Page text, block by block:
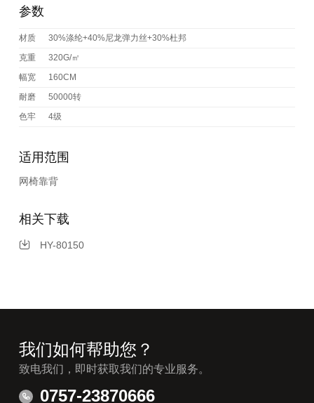
参数
材质
30%涤纶+40%尼龙弹力丝+30%杜邦
克重
320G/㎡
幅宽
160CM
耐磨
50000转
色牢
4级
适用范围
网椅靠背
相关下载
HY-80150
我们如何帮助您？
致电我们，即时获取我们的专业服务。
0757-23870666